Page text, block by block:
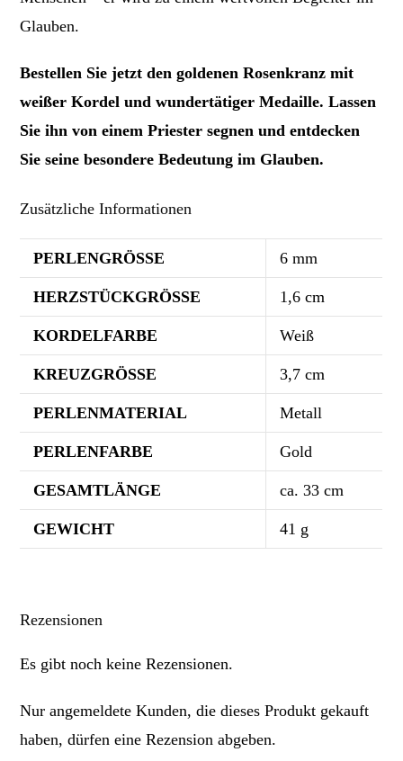
Glauben.
Bestellen Sie jetzt den goldenen Rosenkranz mit
weißer Kordel und wundertätiger Medaille. Lassen
Sie ihn von einem Priester segnen und entdecken
Sie seine besondere Bedeutung im Glauben.
Zusätzliche Informationen
PERLENGRÖSSE 6 mm
HERZSTÜCKGRÖSSE 1,6 cm
KORDELFARBE Weiß
KREUZGRÖSSE 3,7 cm
PERLENMATERIAL Metall
PERLENFARBE Gold
GESAMTLÄNGE ca. 33 cm
GEWICHT 41 g
Rezensionen
Es gibt noch keine Rezensionen.
Nur angemeldete Kunden, die dieses Produkt gekauft
haben, dürfen eine Rezension abgeben.